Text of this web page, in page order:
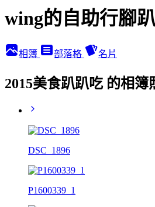
wing的自助行腳
相簿 部落格 名片
2015美食趴趴吃 的相簿
DSC_1896
P1600339_1